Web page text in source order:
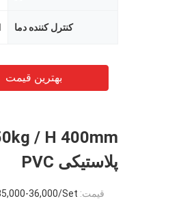
کنترل کننده دما
بهترین قیمت
پلاستیکی PVC
قیمت: 36,000/Set